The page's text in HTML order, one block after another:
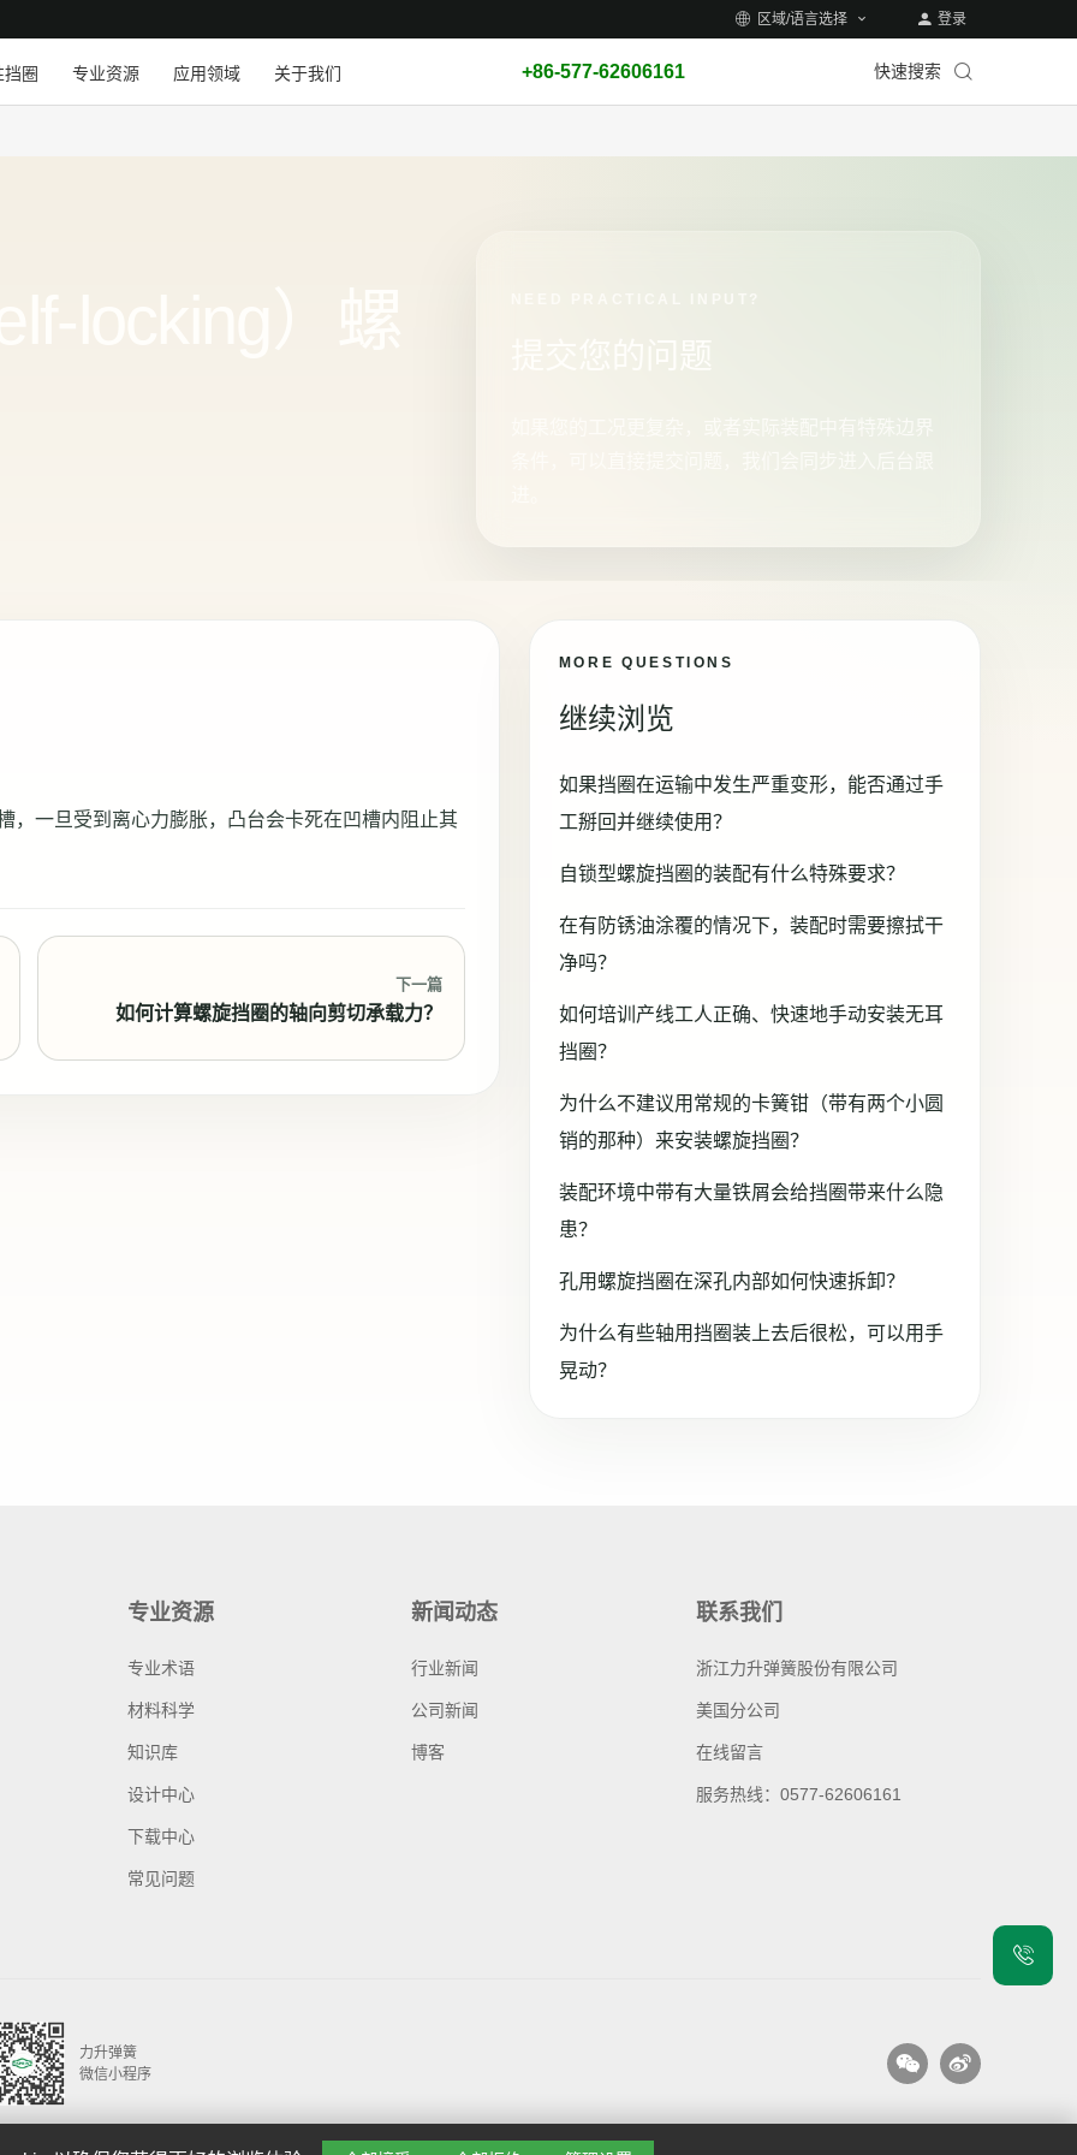
区域/语言选择 登录
挡圈 专业资源 应用领域 关于我们 +86-577-62606161 快速搜索
，一旦受到离心力膨胀，凸台会卡死在凹槽内阻止其
下一篇
如何计算螺旋挡圈的轴向剪切承载力？
MORE QUESTIONS
继续浏览
如果挡圈在运输中发生严重变形，能否通过手
工掰回并继续使用？
自锁型螺旋挡圈的装配有什么特殊要求？
在有防锈油涂覆的情况下，装配时需要擦拭干
净吗？
如何培训产线工人正确、快速地手动安装无耳
挡圈？
为什么不建议用常规的卡簧钳（带有两个小圆
销的那种）来安装螺旋挡圈？
装配环境中带有大量铁屑会给挡圈带来什么隐
患？
孔用螺旋挡圈在深孔内部如何快速拆卸？
为什么有些轴用挡圈装上去后很松，可以用手
晃动？
专业资源
专业术语
材料科学
知识库
设计中心
下载中心
常见问题
新闻动态
行业新闻
公司新闻
博客
联系我们
浙江力升弹簧股份有限公司
美国分公司
在线留言
服务热线：0577-62606161
力升弹簧
微信小程序